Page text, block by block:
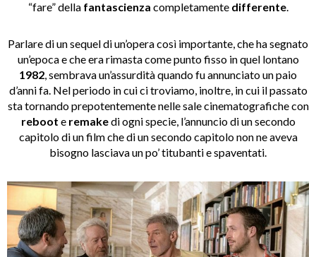
“fare” della fantascienza completamente differente.
Parlare di un sequel di un’opera così importante, che ha segnato
un’epoca e che era rimasta come punto fisso in quel lontano
1982 , sembrava un’assurdità quando fu annunciato un paio
d’anni fa. Nel periodo in cui ci troviamo, inoltre, in cui il passato
sta tornando prepotentemente nelle sale cinematografiche con
reboot e remakedi ogni specie, l’annuncio di un secondo
capitolo di un film che di un secondo capitolo non ne aveva
bisogno lasciava un po’ titubanti e spaventati.